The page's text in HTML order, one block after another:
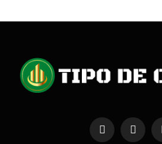
FacebookX